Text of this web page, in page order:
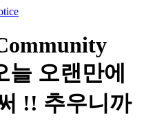
늘 오랜만에
!! 추우니까